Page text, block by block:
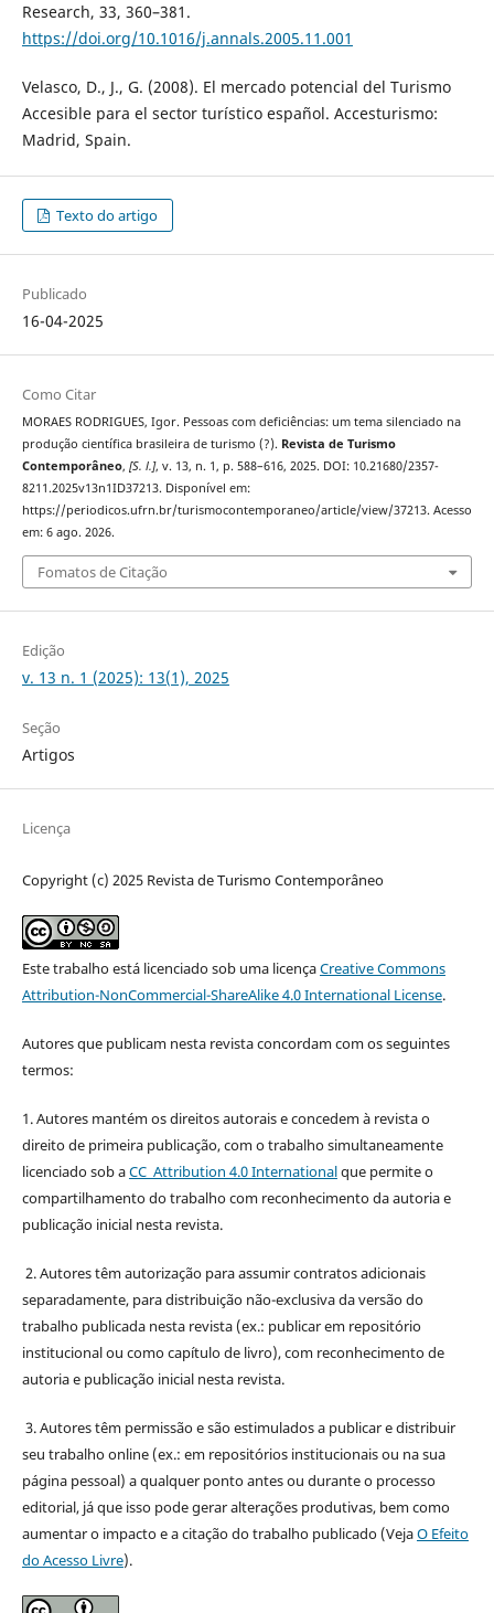
Research, 33, 360–381.
https://doi.org/10.1016/j.annals.2005.11.001
Velasco, D., J., G. (2008). El mercado potencial del Turismo
Accesible para el sector turístico español. Accesturismo:
Madrid, Spain.
Texto do artigo
Publicado
16-04-2025
Como Citar
MORAES RODRIGUES, Igor. Pessoas com deficiências: um tema silenciado na
produção científica brasileira de turismo (?). Revista de Turismo
Contemporâneo, [S. l.], v. 13, n. 1, p. 588–616, 2025. DOI: 10.21680/2357-
8211.2025v13n1ID37213. Disponível em:
https://periodicos.ufrn.br/turismocontemporaneo/article/view/37213. Acesso
em: 6 ago. 2026.
Fomatos de Citação
Edição
v. 13 n. 1 (2025): 13(1), 2025
Seção
Artigos
Licença
Copyright (c) 2025 Revista de Turismo Contemporâneo
Este trabalho está licenciado sob uma licençaCreative Commons
Attribution-NonCommercial-ShareAlike 4.0 International License.
Autores que publicam nesta revista concordam com os seguintes
termos:
1. Autores mantém os direitos autorais e concedem à revista o
direito de primeira publicação, com o trabalho simultaneamente
licenciado sob aCC Attribution 4.0 Internationalque permite o
compartilhamento do trabalho com reconhecimento da autoria e
publicação inicial nesta revista.
2. Autores têm autorização para assumir contratos adicionais
separadamente, para distribuição não-exclusiva da versão do
trabalho publicada nesta revista (ex.: publicar em repositório
institucional ou como capítulo de livro), com reconhecimento de
autoria e publicação inicial nesta revista.
3. Autores têm permissão e são estimulados a publicar e distribuir
seu trabalho online (ex.: em repositórios institucionais ou na sua
página pessoal) a qualquer ponto antes ou durante o processo
editorial, já que isso pode gerar alterações produtivas, bem como
aumentar o impacto e a citação do trabalho publicado (VejaO Efeito
do Acesso Livre).